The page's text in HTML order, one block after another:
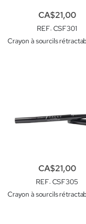
REF: CSF301
CA$21,00
REF: CSF305
CA$21,00